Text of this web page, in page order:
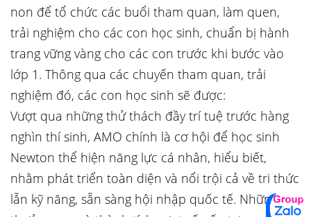
non để tổ chức các buổi tham quan, làm quen,
trải nghiệm cho các con học sinh, chuẩn bị hành
trang vững vàng cho các con trước khi bước vào
lớp 1. Thông qua các chuyến tham quan, trải
nghiệm đó, các con học sinh sẽ được:
Vượt qua những thử thách đầy trí tuệ trước hàng
nghìn thí sinh, AMO chính là cơ hội để học sinh
Newton thể hiện năng lực cá nhân, hiểu biết,
nhằm phát triển toàn diện và nổi trội cả về tri thức
lẫn kỹ năng, sẵn sàng hội nhập quốc tế. Những giải